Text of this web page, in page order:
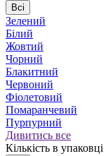
Всі
Зелений
Білий
Жовтий
Чорний
Блакитний
Червоний
Фіолетовий
Помаранчевий
Пурпурний
Дивитись все
Кількість в упаковці